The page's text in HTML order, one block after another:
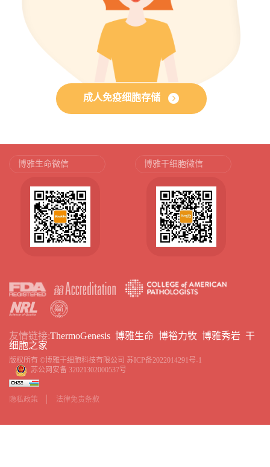
成人免疫细胞存储
博雅生命微信 博雅干细胞微信
友情链接:ThermoGenesis 博雅生命 博裕力牧 博雅秀岩 干
细胞之家
版权所有 ©博雅干细胞科技有限公司 苏ICP备2022014291号-1
苏公网安备 32021302000537号
隐私政策 法律免责条款